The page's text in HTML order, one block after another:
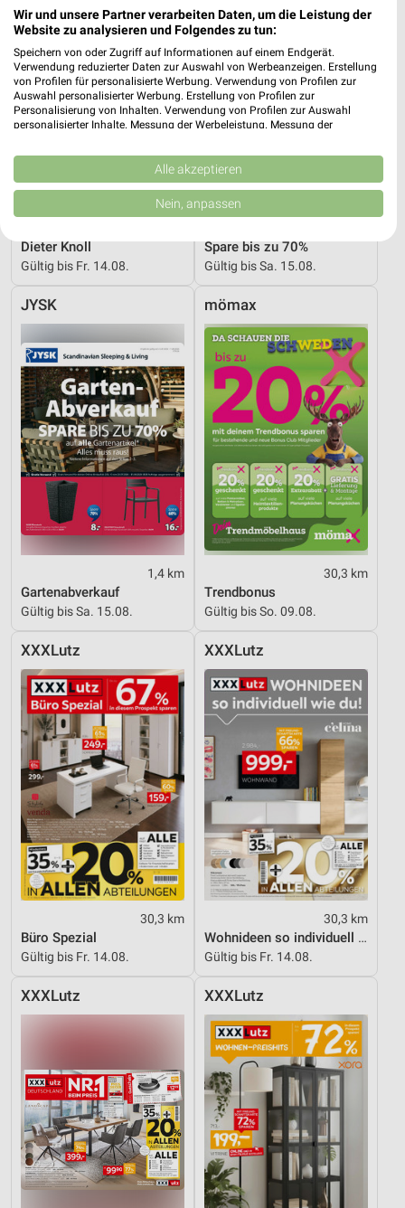
Dieter Knoll
Gültig bis Fr. 14.08.
Spare bis zu 70%
Gültig bis Sa. 15.08.
JYSK
1,4 km
Gartenabverkauf
Gültig bis Sa. 15.08.
mömax
30,3 km
Trendbonus
Gültig bis So. 09.08.
XXXLutz
30,3 km
Büro Spezial
Gültig bis Fr. 14.08.
XXXLutz
30,3 km
Wohnideen so individuell wie du!
Gültig bis Fr. 14.08.
XXXLutz XXXLutz
Wir und unsere Partner verarbeiten Daten, um die Leistung der
Website zu analysieren und Folgendes zu tun:
Speichern von oder Zugriff auf Informationen auf einem Endgerät.
Verwendung reduzierter Daten zur Auswahl von Werbeanzeigen. Erstellung
von Profilen für personalisierte Werbung. Verwendung von Profilen zur
Auswahl personalisierter Werbung. Erstellung von Profilen zur
Personalisierung von Inhalten. Verwendung von Profilen zur Auswahl
personalisierter Inhalte. Messung der Werbeleistung. Messung der
Kombinationen von Daten aus verschiedenen Quellen. Entwicklung und
Verbesserung der Angebote. Verwendung reduzierter Daten zur Auswahl
von Inhalten.
Daten können außerhalb der Europäischen Union weitergegeben und in die
Website/App.
Partnerliste anzeigen (1 IAB-Anbieter)
IAB-Verarbeitungszwecke:
Speichern von oder Zugriff auf Informationen
auf einem Endgerät
Verwendung reduzierter Daten zur Auswahl von
Werbeanzeigen
Erstellung von Profilen für personalisierte
Werbung
Verwendung von Profilen zur Auswahl
personalisierter Werbung
Erstellung von Profilen zur Personalisierung
Verwendung von Profilen zur Auswahl
personalisierter Inhalte
Messung der Werbeleistung
Messung der Performance von Inhalten
Analyse von Zielgruppen durch Statistiken oder
Kombinationen von Daten aus verschiedenen
Quellen
Entwicklung und Verbesserung der Angebote
Verwendung reduzierter Daten zur Auswahl von
Inhalten
IAB-Besonderheiten:
Geräte anhand von aktiv angeforderten
Informationen identifizieren
Nicht-IAB-Verarbeitungszwecke:
Notwendig
Funktional
Werbung
Alle akzeptieren
Nein, anpassen